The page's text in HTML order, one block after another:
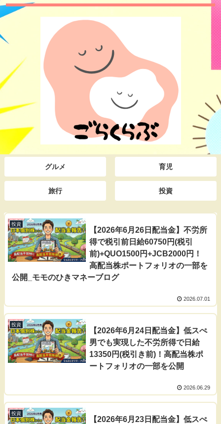
グルメ 育児
旅行 投資
投資
【2026年6月26日配当金】不労所
得で税引前日給60750円(税引
前)+QUO1500円+JCB2000円！
高配当株ポートフォリオの一部を
公開_モモのひきマネーブログ
2026.07.01
投資
【2026年6月24日配当金】低スぺ
男でも実現した不労所得で日給
13350円(税引き前)！高配当株ポ
ートフォリオの一部を公開
2026.06.29
投資
【2026年6月23日配当金】低スぺ